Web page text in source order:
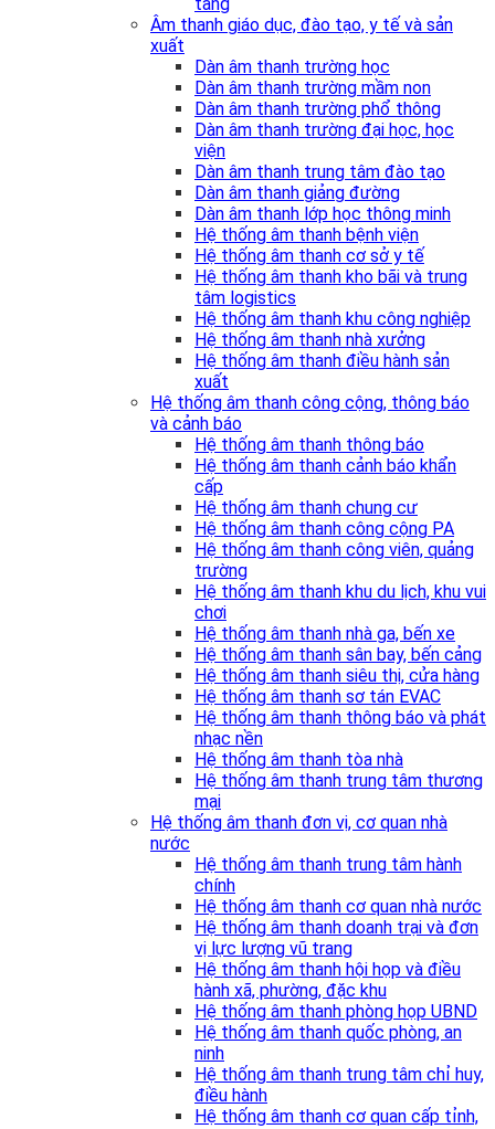
Âm thanh giáo dục, đào tạo, y tế và sản
xuất
Dàn âm thanh trường học
Dàn âm thanh trường mầm non
Dàn âm thanh trường phổ thông
Dàn âm thanh trường đại học, học
viện
Dàn âm thanh trung tâm đào tạo
Dàn âm thanh giảng đường
Dàn âm thanh lớp học thông minh
Hệ thống âm thanh bệnh viện
Hệ thống âm thanh cơ sở y tế
Hệ thống âm thanh kho bãi và trung
tâm logistics
Hệ thống âm thanh khu công nghiệp
Hệ thống âm thanh nhà xưởng
Hệ thống âm thanh điều hành sản
xuất
Hệ thống âm thanh công cộng, thông báo
và cảnh báo
Hệ thống âm thanh thông báo
Hệ thống âm thanh cảnh báo khẩn
cấp
Hệ thống âm thanh chung cư
Hệ thống âm thanh công cộng PA
Hệ thống âm thanh công viên, quảng
trường
Hệ thống âm thanh khu du lịch, khu vui
chơi
Hệ thống âm thanh nhà ga, bến xe
Hệ thống âm thanh sân bay, bến cảng
Hệ thống âm thanh siêu thị, cửa hàng
Hệ thống âm thanh sơ tán EVAC
Hệ thống âm thanh thông báo và phát
nhạc nền
Hệ thống âm thanh tòa nhà
Hệ thống âm thanh trung tâm thương
mại
Hệ thống âm thanh đơn vị, cơ quan nhà
nước
Hệ thống âm thanh trung tâm hành
chính
Hệ thống âm thanh cơ quan nhà nước
Hệ thống âm thanh doanh trại và đơn
vị lực lượng vũ trang
Hệ thống âm thanh hội họp và điều
hành xã, phường, đặc khu
Hệ thống âm thanh phòng họp UBND
Hệ thống âm thanh quốc phòng, an
ninh
Hệ thống âm thanh trung tâm chỉ huy,
điều hành
Hệ thống âm thanh cơ quan cấp tỉnh,